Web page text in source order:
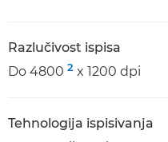
Razlučivost ispisa
Do 4800 2 x 1200 dpi
Tehnologija ispisivanja